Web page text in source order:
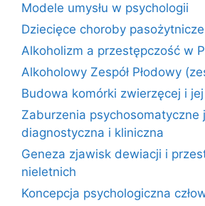
Modele umysłu w psychologii
Dziecięce choroby pasożytnicze
Alkoholizm a przestępczość w
Alkoholowy Zespół Płodowy
Budowa komórki zwierzęcej i
Zaburzenia psychosomatyczne
diagnostyczna i kliniczna
Geneza zjawisk dewiacji i
nieletnich
Koncepcja psychologiczna